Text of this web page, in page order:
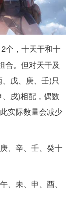
个，十天干和十
合。但对天干及
戊、庚、壬)只
戌)相配，偶数
实际数量会减少
、辛、壬、癸十
、未、申、酉、